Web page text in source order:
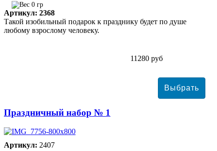
0 гр
Артикул: 2368
Такой изобильный подарок к празднику будет по душе
любому взрослому человеку.
11280 руб
Праздничный набор № 1
Артикул: 2407